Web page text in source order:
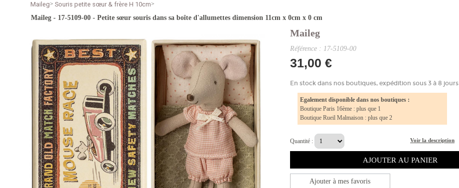
Maileg> Souris petite sœur & frère H 10cm>
Maileg - 17-5109-00 - Petite sœur souris dans sa boîte d'allumettes dimension 11cm x 0cm x 0 cm
undefined Maileg
Référence : 17-5109-00
31,00 €
En stock dans nos boutiques, expédition sous 3 à 8 jours
Egalement disponible dans nos boutiques :
Boutique Paris 16ème : plus que 1
Boutique Rueil Malmaison : plus que 2
Quantité : Voir la description
Ajouter à mes favoris